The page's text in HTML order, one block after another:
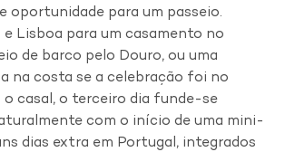
oportunidade para um passeio.
Lisboa para um casamento no
de barco pelo Douro, ou uma
na costa se a celebração foi no
o casal, o terceiro dia funde-se
com o início de uma mini-
dias extra em Portugal, integrados